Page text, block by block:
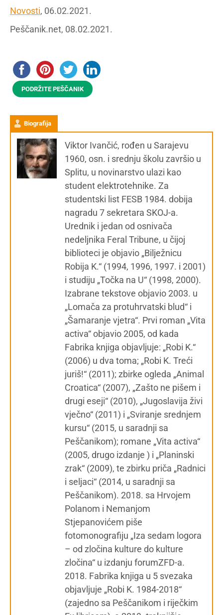
Novosti, 06.02.2021.
Peščanik.net, 08.02.2021.
PODRŽITE PEŠČANIK
Biografija
Viktor Ivančić, rođen u Sarajevu
1960, osn. i srednju školu završio u
Splitu, u novinarstvo ulazi kao
student elektrotehnike. Za
studentski list FESB 1984. dobija
nagradu 7 sekretara SKOJ-a.
Urednik i jedan od osnivača
nedeljnika Feral Tribune, u čijoj
biblioteci je objavio „Bilježnicu
Robija K.“ (1994, 1996, 1997. i 2001)
i studiju „Točka na U“ (1998, 2000).
Izabrane tekstove objavio 2003. u
„Lomača za protuhrvatski blud“ i
„Šamaranje vjetra“. Prvi roman „Vita
activa“ objavio 2005, od kada
Fabrika knjiga objavljuje: „Robi K.“
(2006) u dva toma; „Robi K. Treći
juriš!“ (2011); zbirke ogleda „Animal
Croatica“ (2007), „Zašto ne pišem i
drugi eseji“ (2010), „Jugoslavija živi
vječno“ (2011) i „Sviranje srednjem
kursu“ (2015, u saradnji sa
Peščanikom); romane „Vita activa“
(2005, drugo izdanje ) i „Planinski
zrak“ (2009), te zbirku priča „Radnici
i seljaci“ (2014, u saradnji sa
Peščanikom). 2018. sa Hrvojem
Polanom i Nemanjom
Stjepanovićem piše
fotomonografiju „Iza sedam logora
– od zločina kulture do kulture
zločina“ u izdanju forumZFD-a.
2018. Fabrika knjiga u 5 svezaka
objavljuje „Robi K. 1984-2018“
(zajedno sa Peščanikom i riječkim